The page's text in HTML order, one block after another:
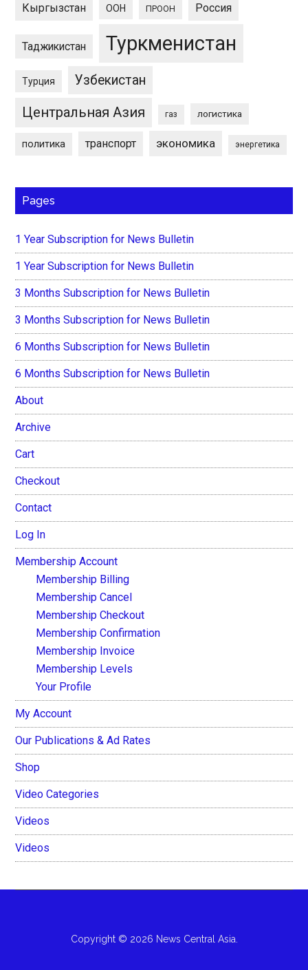
Кыргызстан ООН ПРООН Россия
Таджикистан Туркменистан
Турция Узбекистан
Центральная Азия газ логистика
политика транспорт экономика энергетика
Pages
1 Year Subscription for News Bulletin
1 Year Subscription for News Bulletin
3 Months Subscription for News Bulletin
3 Months Subscription for News Bulletin
6 Months Subscription for News Bulletin
6 Months Subscription for News Bulletin
About
Archive
Cart
Checkout
Contact
Log In
Membership Account
Membership Billing
Membership Cancel
Membership Checkout
Membership Confirmation
Membership Invoice
Membership Levels
Your Profile
My Account
Our Publications & Ad Rates
Shop
Video Categories
Videos
Videos
Copyright © 2026 News Central Asia.